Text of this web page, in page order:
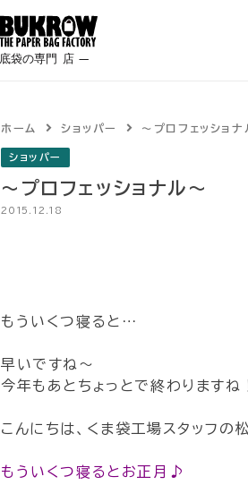
ホーム ショッパー ～プロフェッショナ
ショッパー
～プロフェッショナル～
2015.12.18
もういくつ寝ると…
早いですね～
今年もあとちょっとで終わりますね
こんにちは、くま袋工場スタッフの
もういくつ寝るとお正月♪